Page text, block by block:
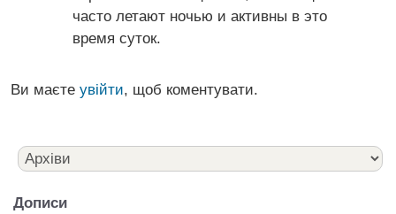
часто летают ночью и активны в это
время суток.
Ви маєте увійти, щоб коментувати.
Дописи